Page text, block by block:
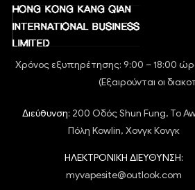
Χρόνος εξυπηρέτησης: 9:00 – 18:00
(Εξαιρούνται οι
Διεύθυνση: 200 Οδός Shun Fung, To
Πόλη Kowlin, Χονγκ Κονγκ
ΗΛΕΚΤΡΟΝΙΚΗ ΔΙΕΥΘΥΝΣΗ:
myvapesite@outlook.com